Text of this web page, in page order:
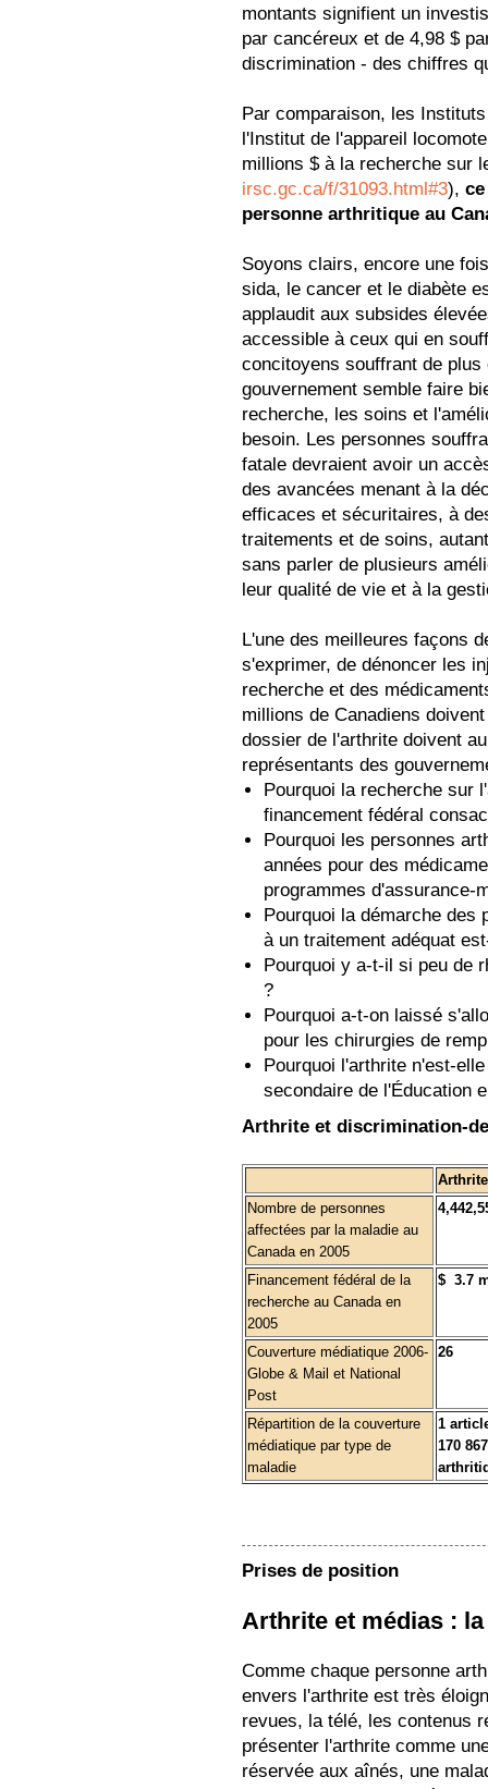
montants signifient un
par cancéreux et de 4,98 $
discrimination - des chiffres
Par comparaison, les
l'Institut de l'appareil
millions $ à la recherche sur
irsc.gc.ca/f/31093.html#3),
personne arthritique au
Soyons clairs, encore une
sida, le cancer et le diabète
applaudit aux subsides
accessible à ceux qui en
concitoyens souffrant de
gouvernement semble faire
recherche, les soins et
besoin. Les personnes
fatale devraient avoir un
des avancées menant à la
efficaces et sécuritaires, à
traitements et de soins,
sans parler de plusieurs
leur qualité de vie et à la
L'une des meilleures façons
s'exprimer, de dénoncer les
recherche et des
millions de Canadiens
dossier de l'arthrite doivent
représentants des
Pourquoi la recherche sur
financement fédéral
Pourquoi les personnes
années pour des
programmes d'assurance-
Pourquoi la démarche des
à un traitement adéquat
Pourquoi y a-t-il si peu de
?
Pourquoi a-t-on laissé
pour les chirurgies de
Pourquoi l'arthrite n'est-
secondaire de l'Éducation
Arthrite et discrimination-
Arthrite
Nombre de personnes
affectées par la maladie au
Canada en 2005
Financement fédéral de la
recherche au Canada en
2005
$ 3.7
Couverture médiatique 2006-
Globe & Mail et National
Post
26
Répartition de la couverture
médiatique par type de
maladie
1
170 867
Prises de position
Arthrite et médias :
Comme chaque personne
envers l'arthrite est très
revues, la télé, les contenus
présenter l'arthrite comme
réservée aux aînés, une